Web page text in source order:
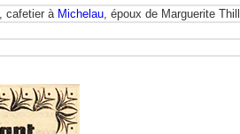
, cafetier à Michelau , époux de Marguerite Thill